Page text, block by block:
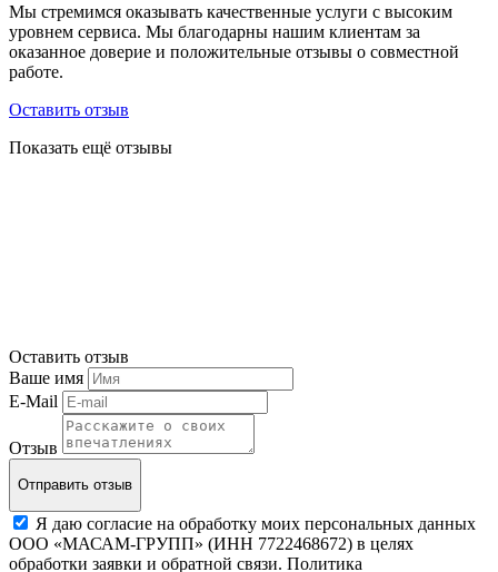
Мы стремимся оказывать качественные услуги с высоким
уровнем сервиса. Мы благодарны нашим клиентам за
оказанное доверие и положительные отзывы о совместной
работе.
Оставить отзыв
Показать ещё отзывы
Оставить отзыв
Ваше имя
E-Mail
Отзыв
Отправить отзыв
Я даю согласие на обработку моих персональных данных
ООО «МАСАМ-ГРУПП» (ИНН 7722468672) в целях
обработки заявки и обратной связи. Политика